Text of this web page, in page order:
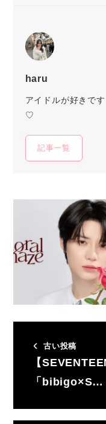
haru
アイドルが好きで
♡
記事一覧
古い投稿
【
「bibigo×S…